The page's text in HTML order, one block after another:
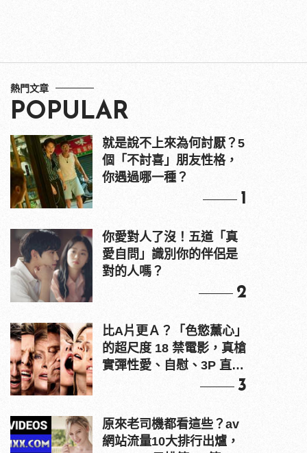
熱門文章
POPULAR
就是說不上來為何討厭？5
個「不討喜」朋友性格，
你遇過哪一種？
1
你愛對人了沒！五道「真
愛自問」識別你的伴侶是
對的人嗎？
2
比A片更Ａ？「色慾薰心」
的超尺度 18 禁電影，真槍
實彈性愛、自慰、3P 直接
3
原來老司機都看這些？av
網站流量10大排行出爐，